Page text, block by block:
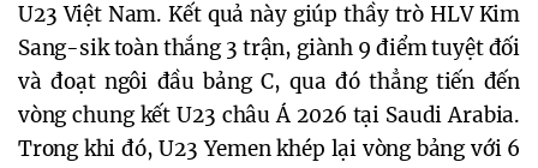
U23 Việt Nam. Kết quả này giúp thầy trò HLV Kim
Sang-sik toàn thắng 3 trận, giành 9 điểm tuyệt đối
và đoạt ngôi đầu bảng C, qua đó thẳng tiến đến
vòng chung kết U23 châu Á 2026 tại Saudi Arabia.
Trong khi đó, U23 Yemen khép lại vòng bảng với 6